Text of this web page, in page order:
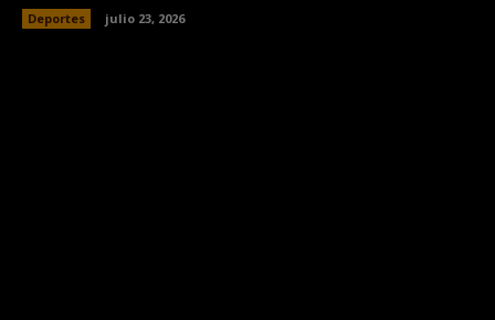
Deportes julio 23, 2026